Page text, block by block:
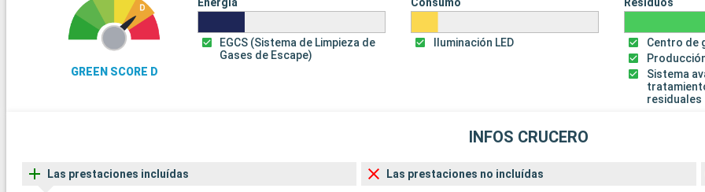
GREEN SCORE D
EGCS (Sistema de Limpieza de
Gases de Escape)
Iluminación LED
Centro de
Sistema
residuales
INFOS CRUCERO
Las prestaciones incluídas Las prestaciones no incluídas